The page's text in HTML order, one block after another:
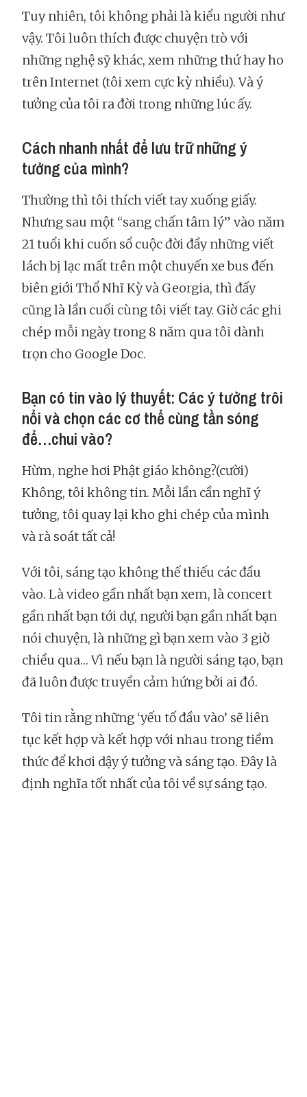
Tuy nhiên, tôi không phải là kiểu người như
vậy. Tôi luôn thích được chuyện trò với
những nghệ sỹ khác, xem những thứ hay ho
trên Internet (tôi xem cực kỳ nhiều). Và ý
tưởng của tôi ra đời trong những lúc ấy.
Cách nhanh nhất để lưu trữ những ý
tưởng của mình?
Thường thì tôi thích viết tay xuống giấy.
Nhưng sau một “sang chấn tâm lý” vào năm
21 tuổi khi cuốn sổ cuộc đời đầy những viết
lách bị lạc mất trên một chuyến xe bus đến
biên giới Thổ Nhĩ Kỳ và Georgia, thì đấy
cũng là lần cuối cùng tôi viết tay. Giờ các ghi
chép mỗi ngày trong 8 năm qua tôi dành
trọn cho Google Doc.
Bạn có tin vào lý thuyết: Các ý tưởng trôi
nổi và chọn các cơ thể cùng tần sóng
để…chui vào?
Hừm, nghe hơi Phật giáo không?(cười)
Không, tôi không tin. Mỗi lần cần nghĩ ý
tưởng, tôi quay lại kho ghi chép của mình
và rà soát tất cả!
Với tôi, sáng tạo không thế thiếu các đầu
vào. Là video gần nhất bạn xem, là concert
gần nhất bạn tới dự, người bạn gần nhất bạn
nói chuyện, là những gì bạn xem vào 3 giờ
chiều qua… Vì nếu bạn là người sáng tạo, bạn
đã luôn được truyền cảm hứng bởi ai đó.
Tôi tin rằng những ‘yếu tố đầu vào’ sẽ liên
tục kết hợp và kết hợp với nhau trong tiềm
thức để khơi dậy ý tưởng và sáng tạo. Đây là
định nghĩa tốt nhất của tôi về sự sáng tạo.